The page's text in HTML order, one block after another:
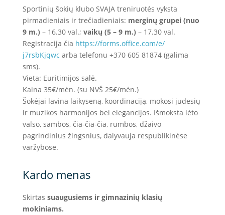
Sportinių šokių klubo SVAJA treniruotės vyksta
pirmadieniais ir trečiadieniais: merginų grupei (nuo
9 m.) – 16.30 val.; vaikų (5 – 9 m.) – 17.30 val.
Registracija čia https://forms.office.com/e/
j7rsbKjqwc arba telefonu +370 605 81874 (galima
sms).
Vieta: Euritimijos salė.
Kaina 35€/mėn. (su NVŠ 25€/mėn.)
Šokėjai lavina laikyseną, koordinaciją, mokosi judesių
ir muzikos harmonijos bei elegancijos. Išmoksta lėto
valso, sambos, čia-čia-čia, rumbos, džaivo
pagrindinius žingsnius, dalyvauja respublikinėse
varžybose.
Kardo menas
Skirtas suaugusiems ir gimnazinių klasių
mokiniams.